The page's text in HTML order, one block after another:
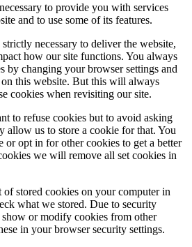
to provide you with services
and to use some of its features.
strictly necessary to deliver the website,
how our site functions. You always
by changing your browser settings and
this website. But this will always
cookies when revisiting our site.
to refuse cookies but to avoid asking
allow us to store a cookie for that. You
or opt in for other cookies to get a better
we will remove all set cookies in
stored cookies on your computer in
what we stored. Due to security
show or modify cookies from other
in your browser security settings.